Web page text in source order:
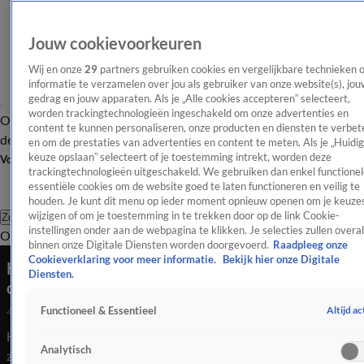
OverzichtAfleveringen Entertainment TV Algemeen
Tip
de redactieNieuwsbrief
Volg Shownieuws
Zoeken
OverzichtEntertainmentSpraakmakendRealityCrimeVideo's
Kijkers Het Zwaard van Damocles struikelen
over Sylvia Geersen
4 nov 2025, 08:41
Het nieuwe SBS6-programma 'Het zwaard van Damocles,' is
zondag van start gegaan en kijkers zijn meteen over één van de
Jouw cookievoorkeuren
Wij en onze 29 partners gebruiken cookies en vergelijkbare technieken
informatie te verzamelen over jou als gebruiker van onze website(s),
gedrag en jouw apparaten. Als je „Alle cookies accepteren” selecteert,
worden trackingtechnologieën ingeschakeld om onze advertenties en
content te kunnen personaliseren, onze producten en diensten te
en om de prestaties van advertenties en content te meten. Als je
keuze opslaan” selecteert of je toestemming intrekt, worden deze
trackingtechnologieën uitgeschakeld. We gebruiken dan enkel
essentiële cookies om de website goed te laten functioneren en veilig te
houden. Je kunt dit menu op ieder moment opnieuw openen om je
wijzigen of om je toestemming in te trekken door op de link Cookie-
instellingen onder aan de webpagina te klikken. Je selecties zullen overal
binnen onze Digitale Diensten worden doorgevoerd. Raadpleeg onze
Cookieverklaring voor meer informatie.
Bekijk hier onze Digitale
Diensten.
Functioneel & Essentieel Altijd
Analytisch